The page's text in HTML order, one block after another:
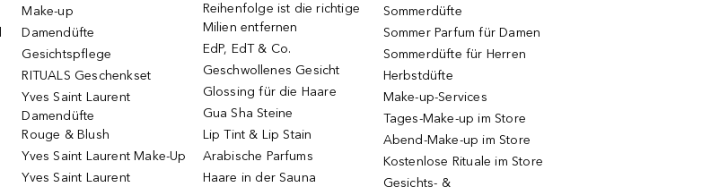
Make-up
Damendüfte
Gesichtspflege
RITUALS Geschenkset
Yves Saint Laurent
Damendüfte
Rouge & Blush
Yves Saint Laurent Make-Up
Yves Saint Laurent
Reihenfolge ist die richtige
Milien entfernen
EdP, EdT & Co.
Geschwollenes Gesicht
Glossing für die Haare
Gua Sha Steine
Lip Tint & Lip Stain
Arabische Parfums
Haare in der Sauna
Sommerdüfte
Sommer Parfum für Damen
Sommerdüfte für Herren
Herbstdüfte
Make-up-Services
Tages-Make-up im Store
Abend-Make-up im Store
Kostenlose Rituale im Store
Gesichts- &